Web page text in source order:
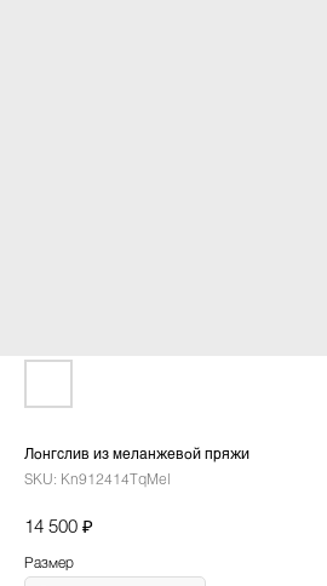
Лонгслив из меланжевой пряжи
SKU: Kn912414TqMel
14 500 ₽
Размер